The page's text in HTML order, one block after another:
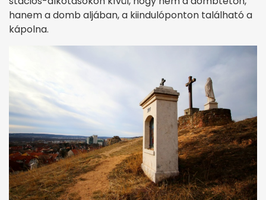
hanem a domb aljában, a kiindulóponton található a
kápolna.